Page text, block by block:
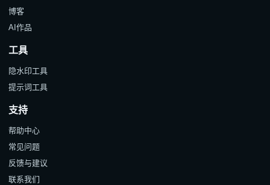
博客
AI作品
工具
隐水印工具
提示词工具
支持
帮助中心
常见问题
反馈与建议
联系我们